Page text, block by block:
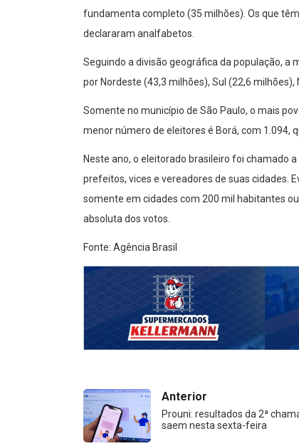
fundamenta completo (35 milhões). Os que
declararam analfabetos.
Seguindo a divisão geográfica da população, a
por Nordeste (43,3 milhões), Sul (22,6
Somente no município de São Paulo, o mais
menor número de eleitores é Borá, com 1.094,
Neste ano, o eleitorado brasileiro foi chamado
prefeitos, vices e vereadores de suas cidades.
somente em cidades com 200 mil habitantes
absoluta dos votos.
Fonte: Agência Brasil
Anterior
Prouni: resultados da 2ª
saem nesta sexta-feira